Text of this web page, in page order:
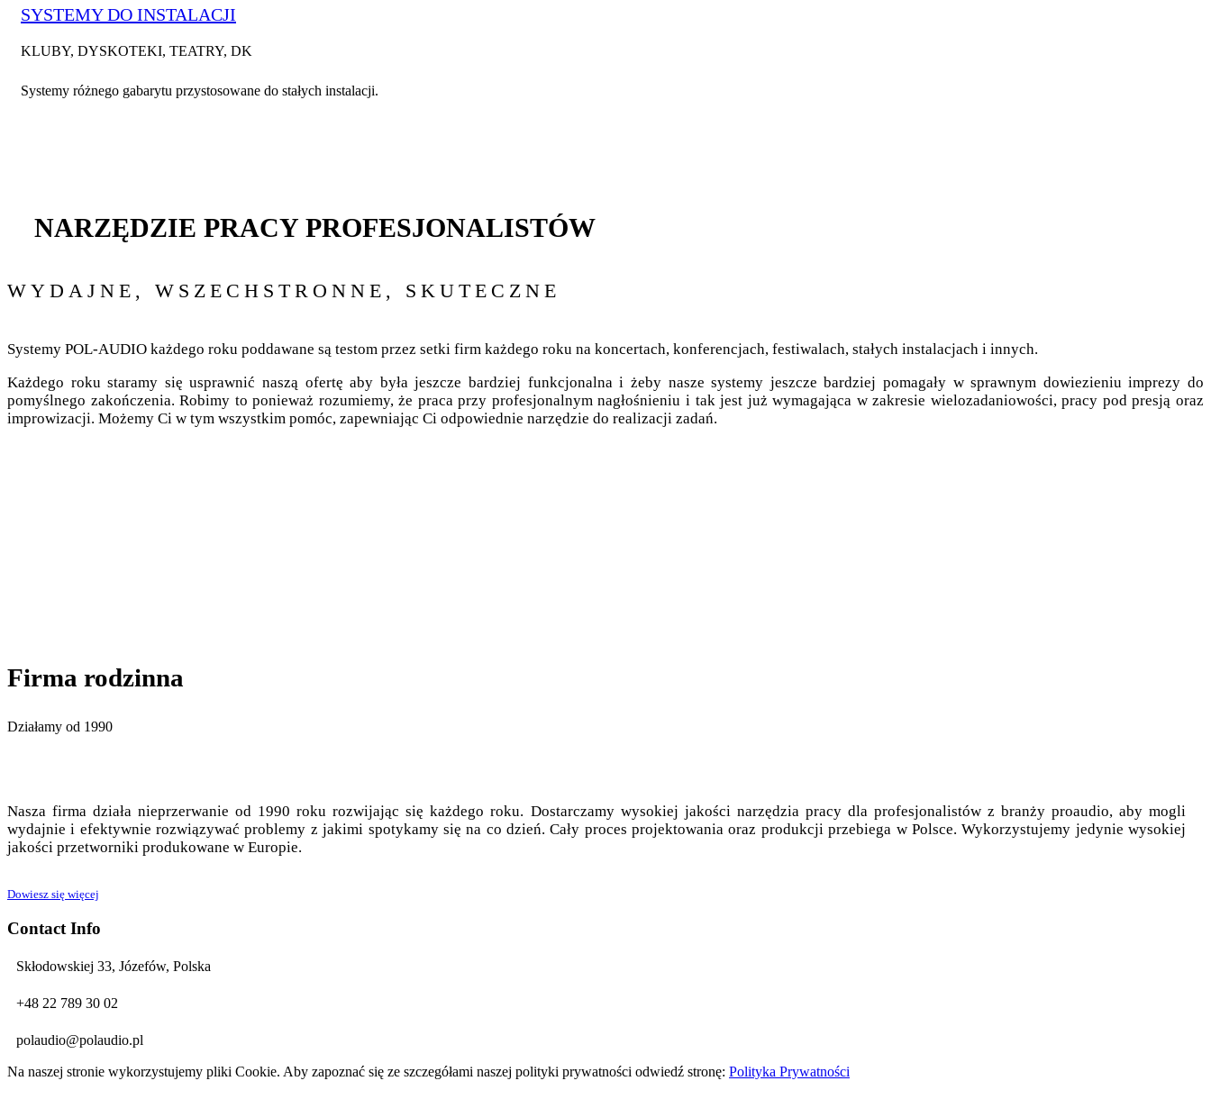
SYSTEMY DO INSTALACJI
KLUBY, DYSKOTEKI, TEATRY, DK
Systemy różnego gabarytu przystosowane do stałych instalacji.
NARZĘDZIE PRACY PROFESJONALISTÓW
WYDAJNE, WSZECHSTRONNE, SKUTECZNE
Systemy POL-AUDIO każdego roku poddawane są testom przez setki firm każdego roku na koncertach, konferencjach, festiwalach, stałych instalacjach i innych.
Każdego roku staramy się usprawnić naszą ofertę aby była jeszcze bardziej funkcjonalna i żeby nasze systemy jeszcze bardziej pomagały w sprawnym dowiezieniu imprezy do
pomyślnego zakończenia. Robimy to ponieważ rozumiemy, że praca przy profesjonalnym nagłośnieniu i tak jest już wymagająca w zakresie wielozadaniowości, pracy pod presją oraz
improwizacji. Możemy Ci w tym wszystkim pomóc, zapewniając Ci odpowiednie narzędzie do realizacji zadań.
Firma rodzinna
Działamy od 1990
Nasza firma działa nieprzerwanie od 1990 roku rozwijając się każdego roku. Dostarczamy wysokiej jakości narzędzia pracy dla profesjonalistów z branży proaudio, aby mogli
wydajnie i efektywnie rozwiązywać problemy z jakimi spotykamy się na co dzień. Cały proces projektowania oraz produkcji przebiega w Polsce. Wykorzystujemy jedynie wysokiej
jakości przetworniki produkowane w Europie.
Dowiesz się więcej
Contact Info
Skłodowskiej 33, Józefów, Polska
+48 22 789 30 02
polaudio@polaudio.pl
Na naszej stronie wykorzystujemy pliki Cookie. Aby zapoznać się ze szczegółami naszej polityki prywatności odwiedź stronę: Polityka Prywatności